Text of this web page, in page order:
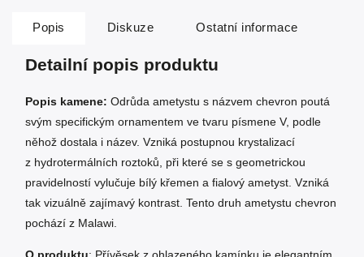
Popis Diskuze Ostatní informace
Detailní popis produktu
Popis kamene: Odrůda ametystu s názvem chevron poutá
svým specifickým ornamentem ve tvaru písmene V, podle
něhož dostala i název. Vzniká postupnou krystalizací
z hydrotermálních roztoků, při které se s geometrickou
pravidelností vylučuje bílý křemen a fialový ametyst. Vzniká
tak vizuálně zajímavý kontrast. Tento druh ametystu chevron
pochází z Malawi.